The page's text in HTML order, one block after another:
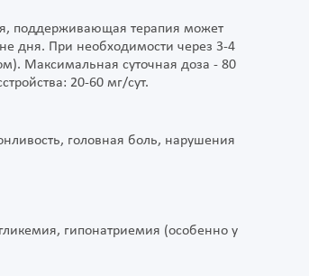
поддерживающая терапия может
дня. При необходимости через 3-4
Максимальная суточная доза - 80
20-60 мг/сут.
головная боль, нарушения
гипонатриемия (особенно у